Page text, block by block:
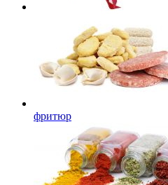
фритюр